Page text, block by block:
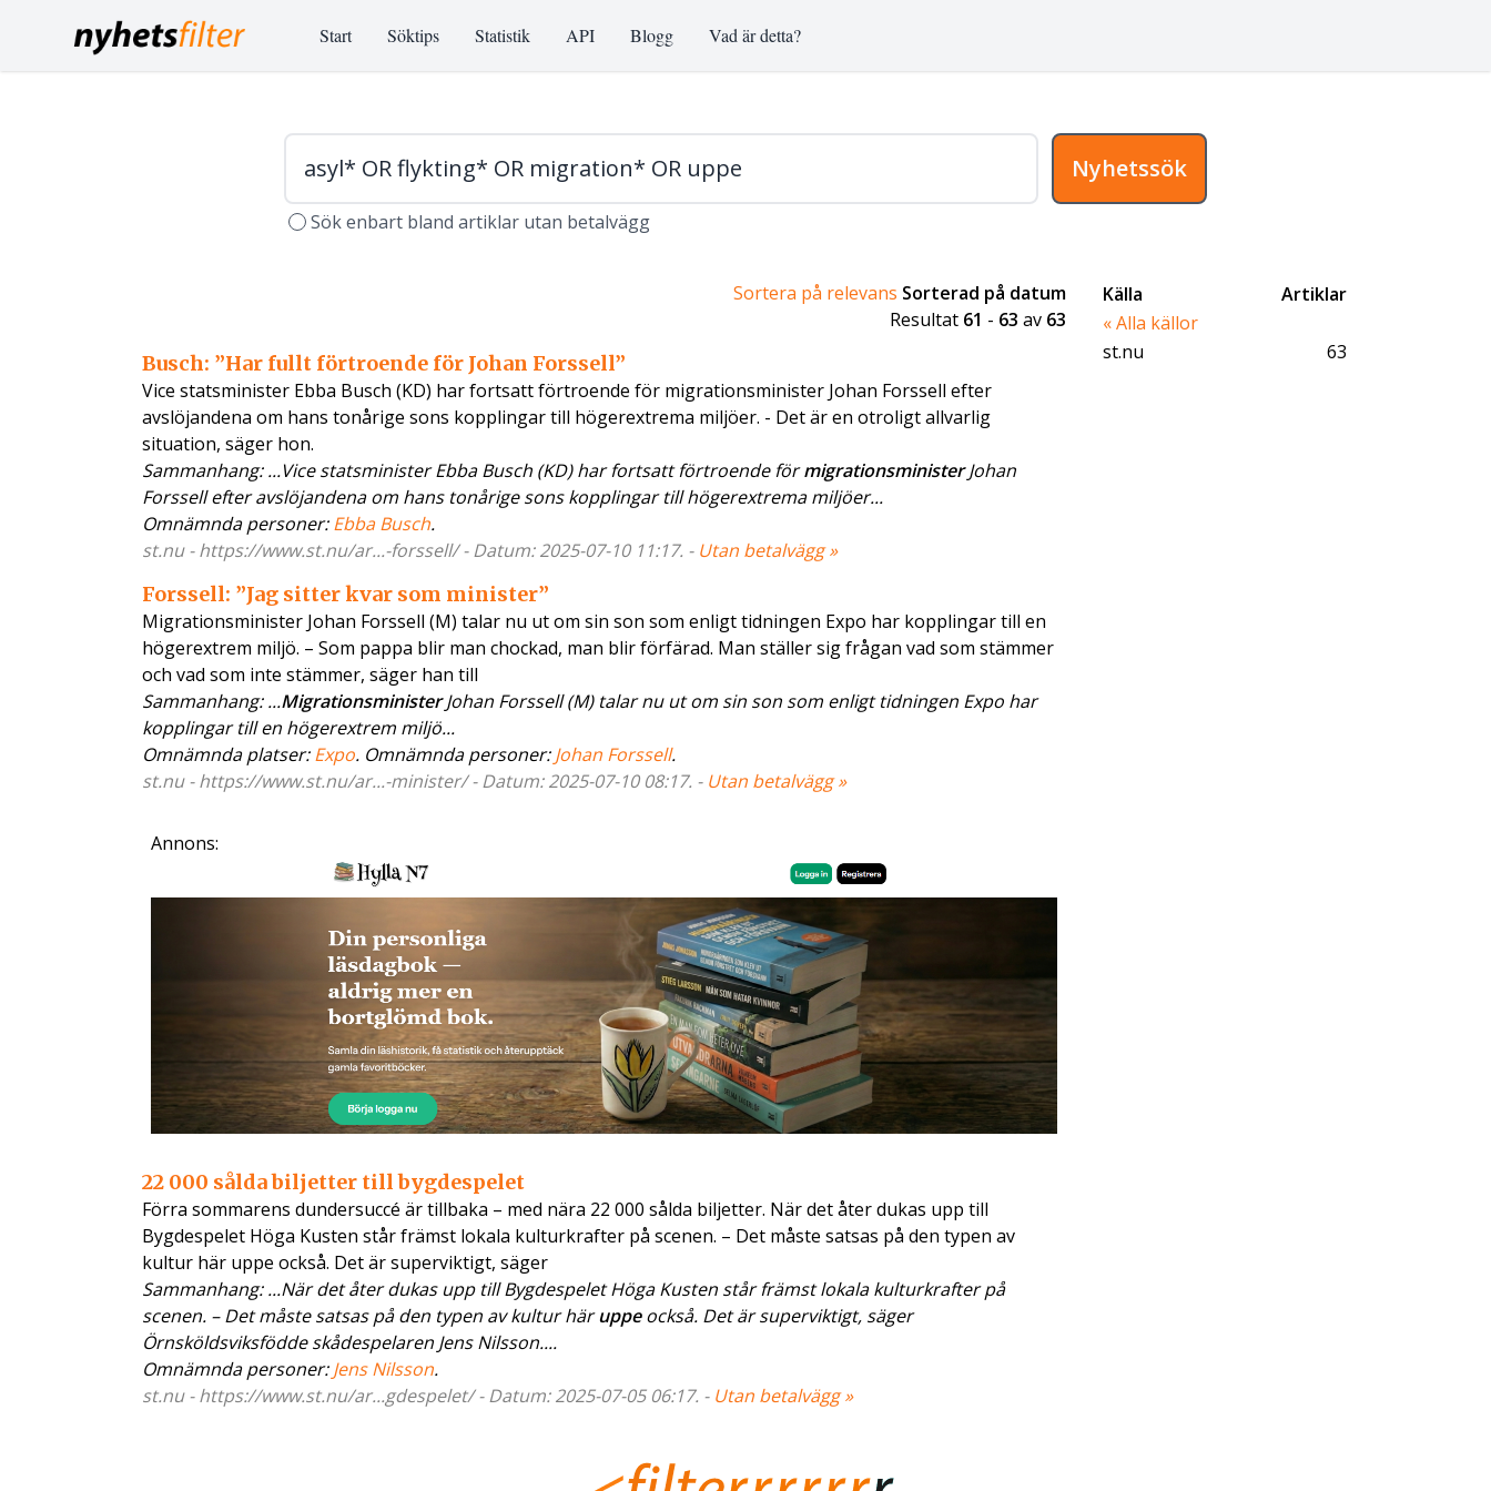
Start Söktips Statistik API Blogg Vad är detta?
Nyhetssök
Sök enbart bland artiklar utan betalvägg
Sortera på relevans Sorterad på datum
Resultat 61 - 63 av 63
Busch: ”Har fullt förtroende för Johan Forssell”
Vice statsminister Ebba Busch (KD) har fortsatt förtroende för migrationsminister Johan Forssell efter
avslöjandena om hans tonårige sons kopplingar till högerextrema miljöer. - Det är en otroligt allvarlig
situation, säger hon.
Sammanhang: ...Vice statsminister Ebba Busch (KD) har fortsatt förtroende förmigrationsministerJohan
Forssell efter avslöjandena om hans tonårige sons kopplingar till högerextrema miljöer...
Omnämnda personer:Ebba Busch.
st.nu - https://www.st.nu/ar...-forssell/ - Datum: 2025-07-10 11:17. - Utan betalvägg »
Forssell: ”Jag sitter kvar som minister”
Migrationsminister Johan Forssell (M) talar nu ut om sin son som enligt tidningen Expo har kopplingar till en
högerextrem miljö. – Som pappa blir man chockad, man blir förfärad. Man ställer sig frågan vad som stämmer
och vad som inte stämmer, säger han till
Sammanhang: ...MigrationsministerJohan Forssell (M) talar nu ut om sin son som enligt tidningen Expo har
kopplingar till en högerextrem miljö...
Omnämnda platser:Expo. Omnämnda personer:Johan Forssell.
st.nu - https://www.st.nu/ar...-minister/ - Datum: 2025-07-10 08:17. - Utan betalvägg »
Annons:
22 000 sålda biljetter till bygdespelet
Förra sommarens dundersuccé är tillbaka – med nära 22 000 sålda biljetter. När det åter dukas upp till
Bygdespelet Höga Kusten står främst lokala kulturkrafter på scenen. – Det måste satsas på den typen av
kultur här uppe också. Det är superviktigt, säger
Sammanhang: ...När det åter dukas upp till Bygdespelet Höga Kusten står främst lokala kulturkrafter på
scenen. – Det måste satsas på den typen av kultur häruppeockså. Det är superviktigt, säger
Örnsköldsviksfödde skådespelaren Jens Nilsson....
Omnämnda personer:Jens Nilsson.
st.nu - https://www.st.nu/ar...gdespelet/ - Datum: 2025-07-05 06:17. - Utan betalvägg »
Källa
Artiklar
« Alla källor
st.nu
63